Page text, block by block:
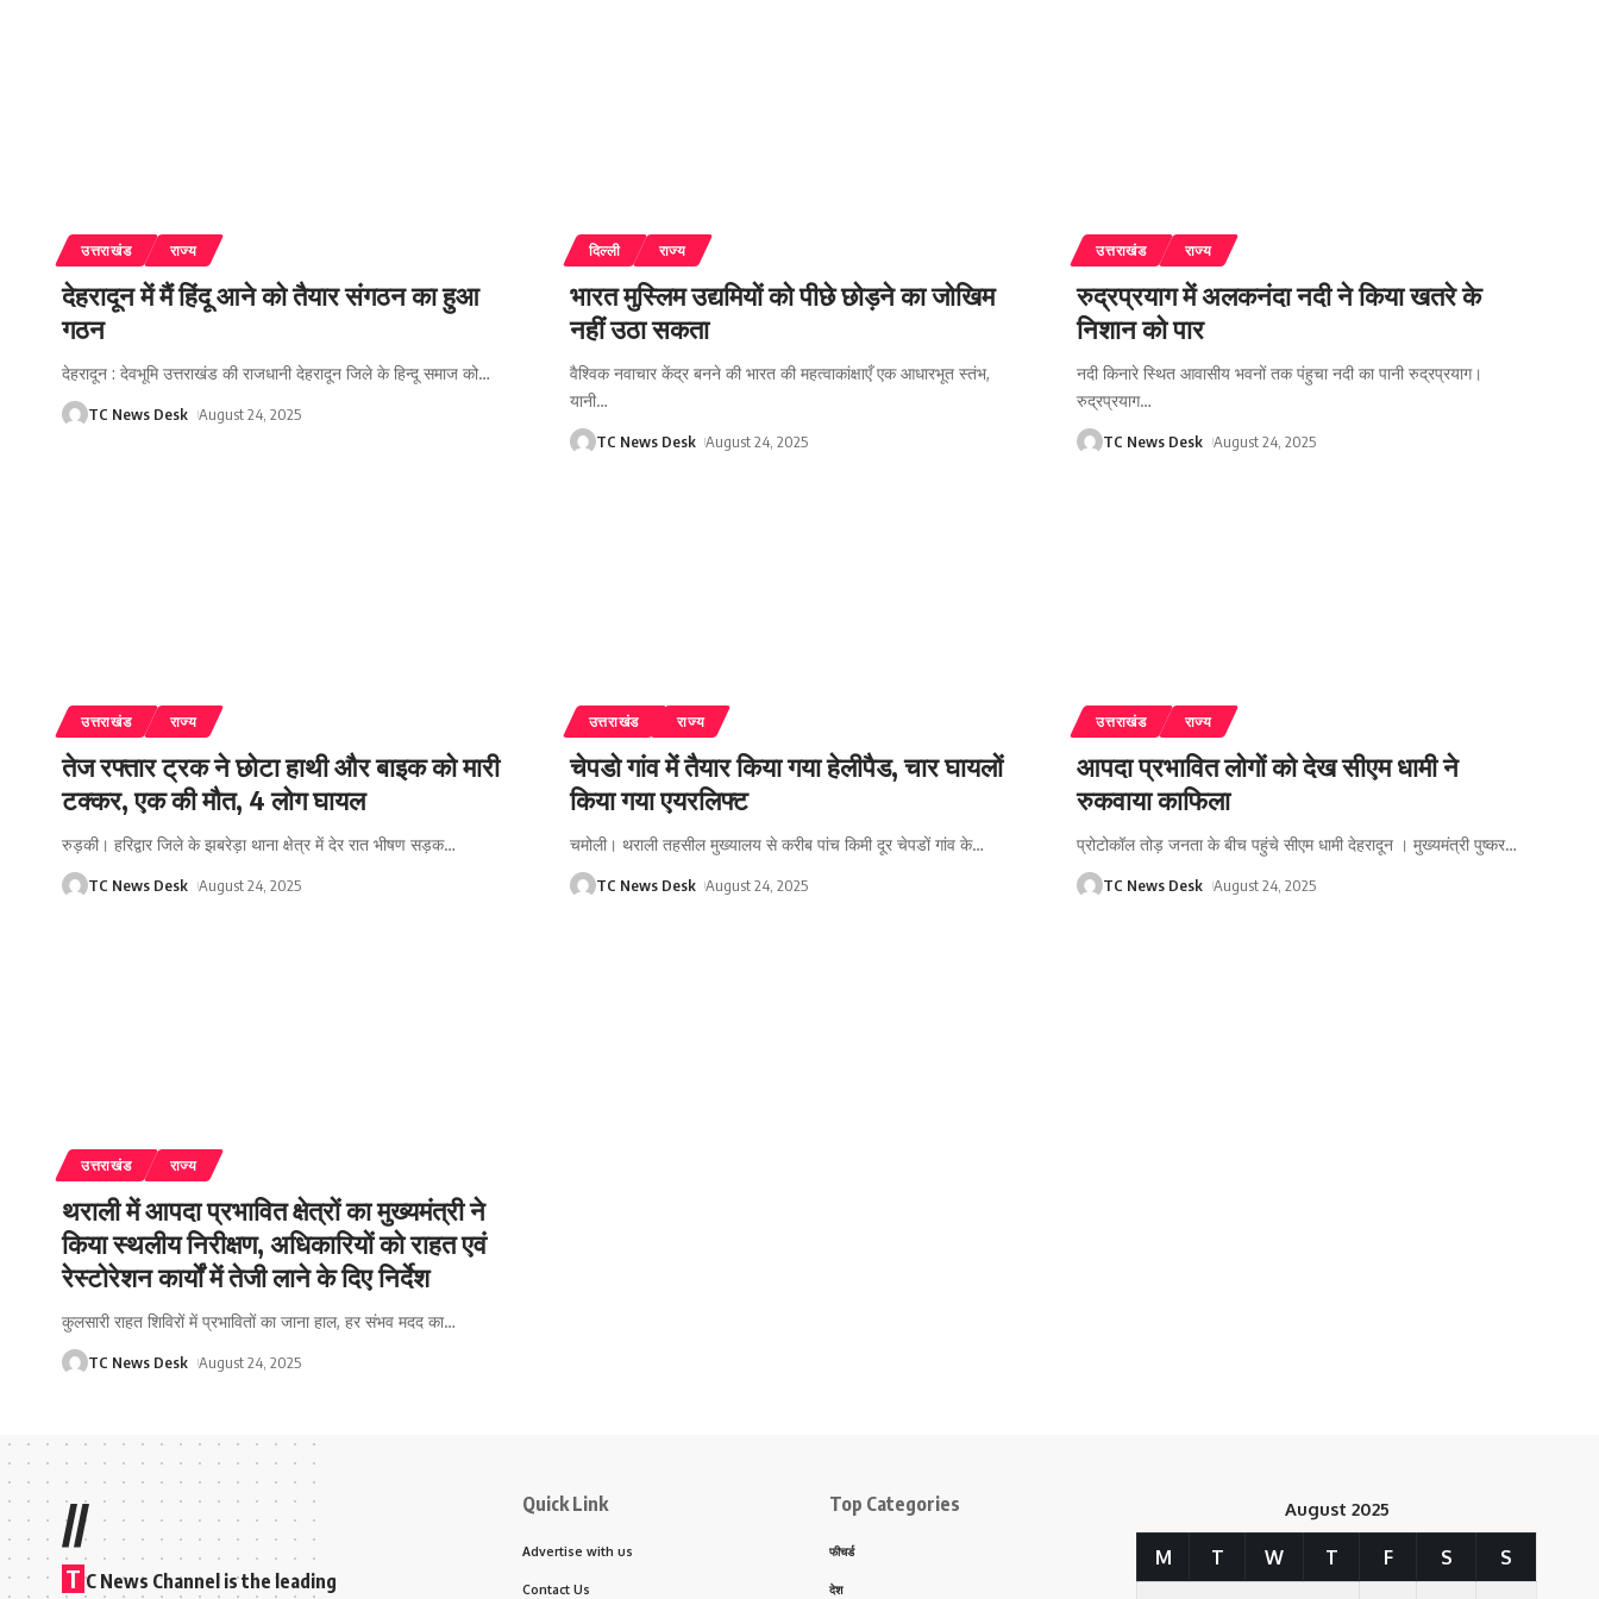
उत्तराखंड राज्य
देहरादून में मैं हिंदू आने को तैयार संगठन का हुआ
गठन
देहरादून : देवभूमि उत्तराखंड की राजधानी देहरादून जिले के हिन्दू समाज को…
TC News Desk August 24, 2025
दिल्ली राज्य
भारत मुस्लिम उद्यमियों को पीछे छोड़ने का जोखिम
नहीं उठा सकता
वैश्विक नवाचार केंद्र बनने की भारत की महत्वाकांक्षाएँ एक आधारभूत स्तंभ,
यानी…
TC News Desk August 24, 2025
उत्तराखंड राज्य
रुद्रप्रयाग में अलकनंदा नदी ने किया खतरे के
निशान को पार
नदी किनारे स्थित आवासीय भवनों तक पंहुचा नदी का पानी रुद्रप्रयाग।
रुद्रप्रयाग…
TC News Desk August 24, 2025
उत्तराखंड राज्य
तेज रफ्तार ट्रक ने छोटा हाथी और बाइक को मारी
टक्कर, एक की मौत, 4 लोग घायल
रुड़की। हरिद्वार जिले के झबरेड़ा थाना क्षेत्र में देर रात भीषण सड़क…
TC News Desk August 24, 2025
उत्तराखंड राज्य
चेपडो गांव में तैयार किया गया हेलीपैड, चार घायलों
किया गया एयरलिफ्ट
चमोली। थराली तहसील मुख्यालय से करीब पांच किमी दूर चेपडों गांव के…
TC News Desk August 24, 2025
उत्तराखंड राज्य
आपदा प्रभावित लोगों को देख सीएम धामी ने
रुकवाया काफिला
प्रोटोकॉल तोड़ जनता के बीच पहुंचे सीएम धामी देहरादून । मुख्यमंत्री पुष्कर…
TC News Desk August 24, 2025
उत्तराखंड राज्य
थराली में आपदा प्रभावित क्षेत्रों का मुख्यमंत्री ने
किया स्थलीय निरीक्षण, अधिकारियों को राहत एवं
रेस्टोरेशन कार्यों में तेजी लाने के दिए निर्देश
कुलसारी राहत शिविरों में प्रभावितों का जाना हाल, हर संभव मदद का…
TC News Desk August 24, 2025
//
T C News Channel is the leading
Quick Link
Advertise with us
Contact Us
Top Categories
फीचर्ड
देश
August 2025
M T W T F S S